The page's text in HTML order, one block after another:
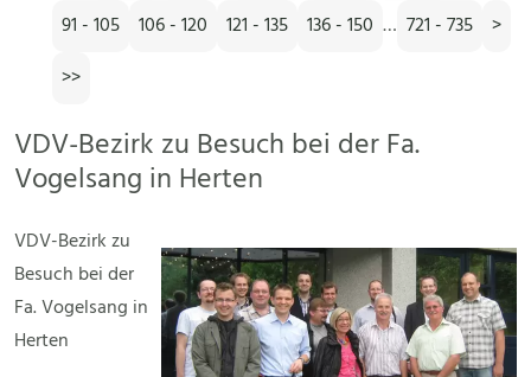
91 - 105
106 - 120 121 - 135 136 - 150 … 721 - 735
>
>>
VDV-Bezirk zu Besuch bei der Fa.
Vogelsang in Herten
VDV-Bezirk zu
Besuch bei der
Fa. Vogelsang in
Herten